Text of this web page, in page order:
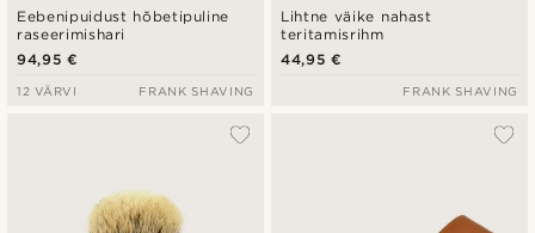
Eebenipuidust hõbetipuline
raseerimishari
94,95 €
12 VÄRVI FRANK SHAVING
Lihtne väike nahast
teritamisrihm
44,95 €
FRANK SHAVING